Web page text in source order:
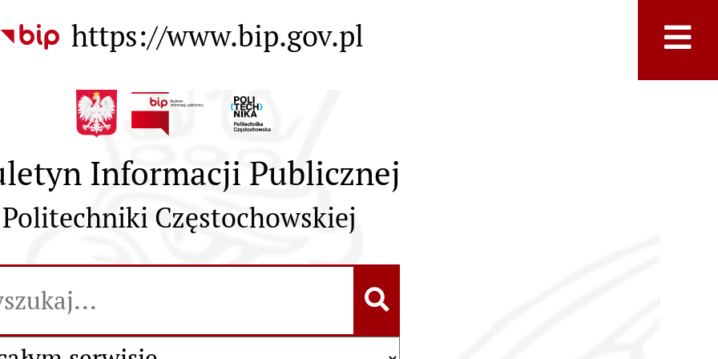
https://www.bip.gov.pl
Informacji Publicznej
Politechniki Częstochowskiej